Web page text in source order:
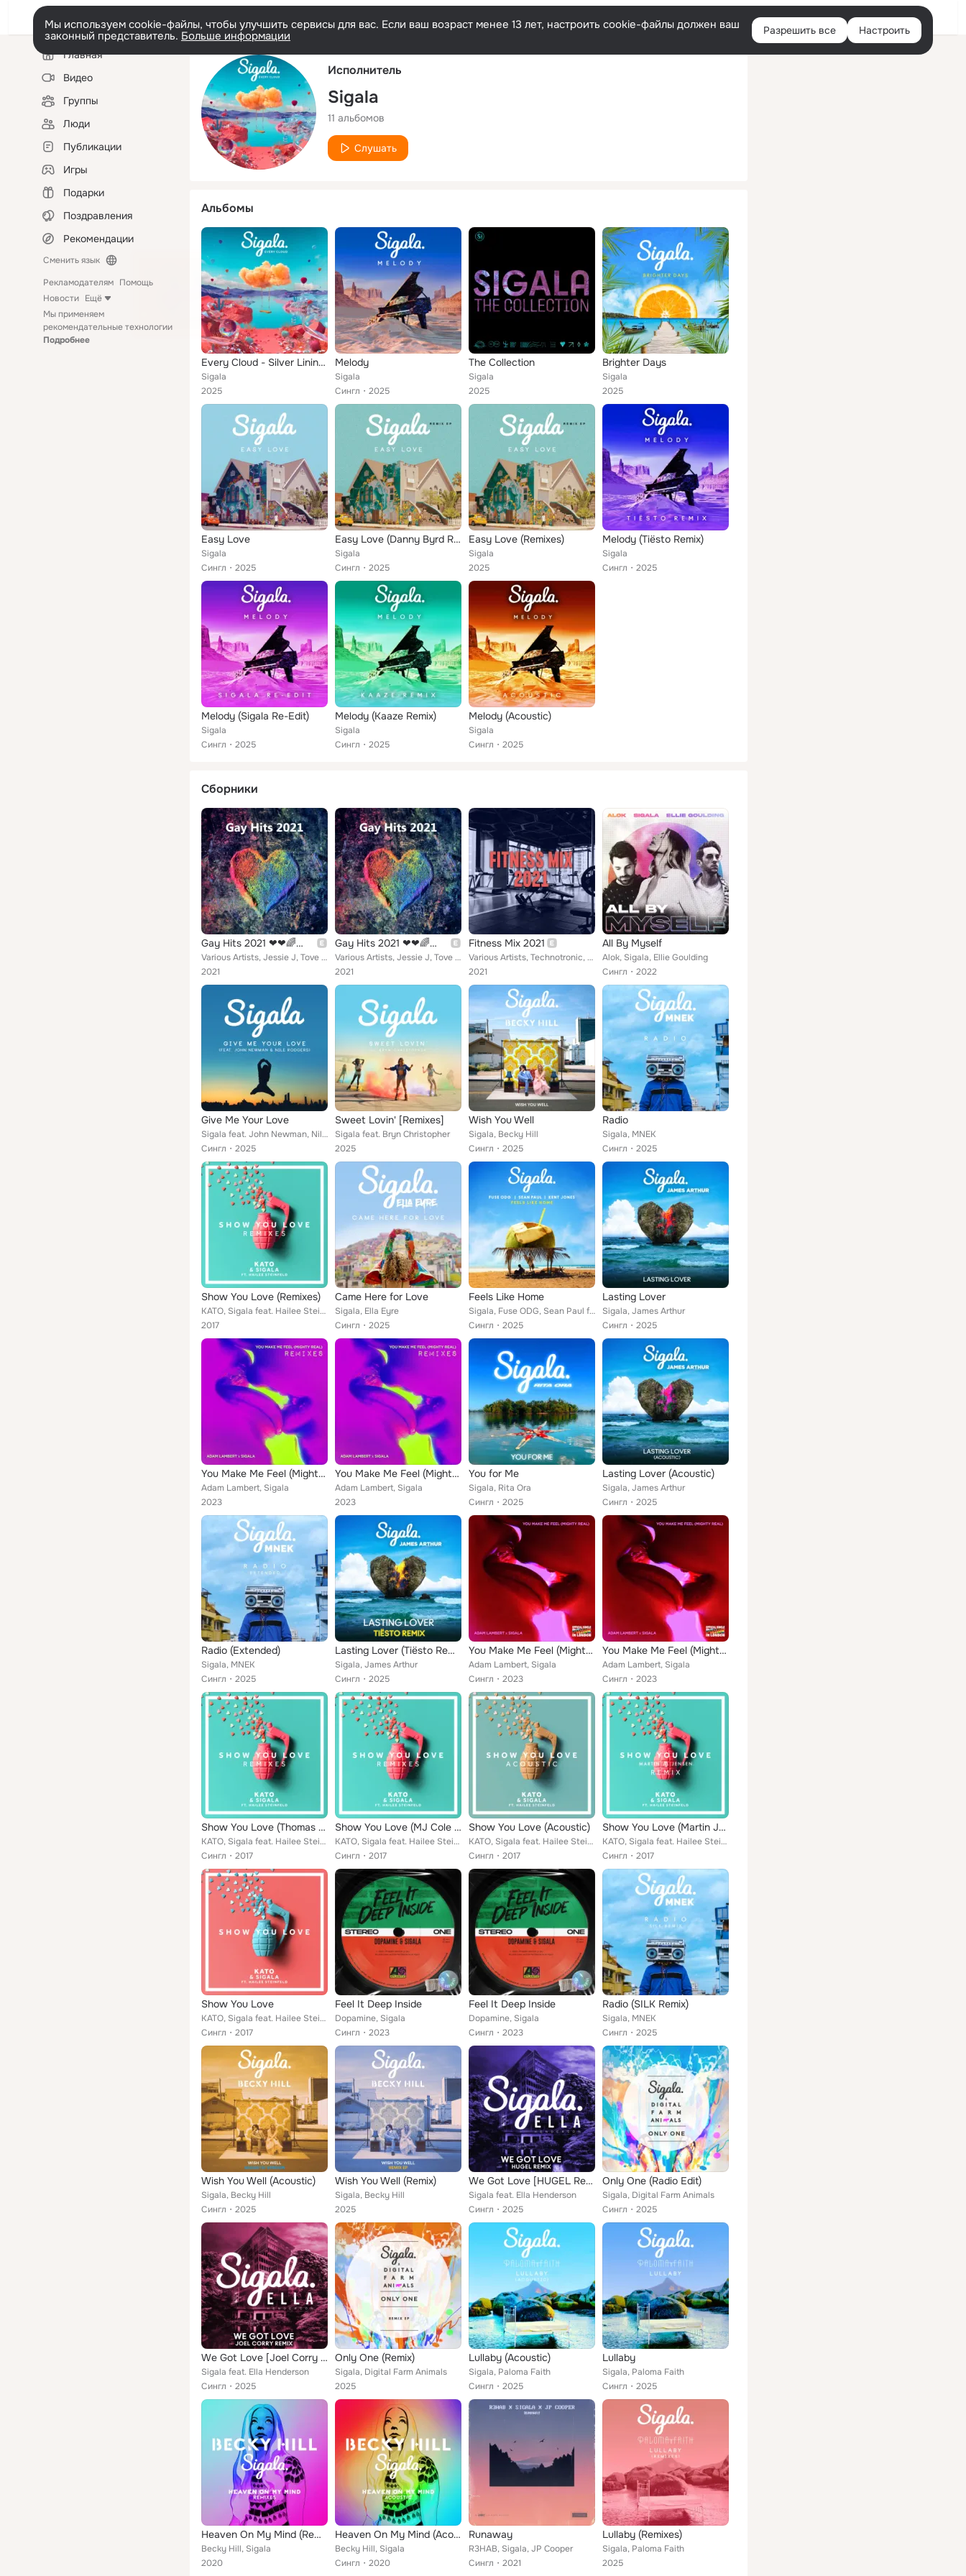
Русский Войти
Мы используем cookie-файлы, чтобы улучшить сервисы для вас. Если ваш возраст менее 13 лет, настроить cookie-файлы должен ваш
законный представитель. Больше информации Разрешить все Настроить
Левая
колонкаГлавная
Видео
Группы
Люди
Публикации
Игры
Подарки
Поздравления
Рекомендации
Сменить язык
Рекламодателям Помощь
Новости Ещё
Мы применяем
рекомендательные технологии
Подробнее
Исполнитель
Sigala
11 альбомов
Слушать
Альбомы
Every Cloud - Silver Linings
Sigala
2025
Melody
Sigala
Сингл
2025
The Collection
Sigala
2025
Brighter Days
Sigala
2025
Easy Love
Sigala
Сингл
2025
Easy Love (Danny Byrd Remix)
Sigala
Сингл
2025
Easy Love (Remixes)
Sigala
2025
Melody (Tiësto Remix)
Sigala
Сингл
2025
Melody (Sigala Re-Edit)
Sigala
Сингл
2025
Melody (Kaaze Remix)
Sigala
Сингл
2025
Melody (Acoustic)
Sigala
Сингл
2025
Сборники
Gay Hits 2021 ❤❤🌈🏳‍🌈
Various Artists, Jessie J, Tove Lo, A.R. Rahman, Becky Hill, Hailee Steinfeld, NOTD, Tiësto, Miley Cyrus, Nelly Furtado, Justin ...
2021
Gay Hits 2021 ❤❤🌈🏳‍🌈
Various Artists, Jessie J, Tove Lo, A.R. Rahman, Becky Hill, Hailee Steinfeld, NOTD, Tiësto, Miley Cyrus, Nelly Furtado, Justin ...
2021
Fitness Mix 2021
Various Artists, Technotronic, Zoe Wees, The Black Eyed Peas, DJ Snake, Tove Lo, The Pussycat Dolls, Surf Mesa, Becky Hill, will...
2021
All By Myself
Alok, Sigala, Ellie Goulding
Сингл
2022
Give Me Your Love
Sigala feat. John Newman, Nile Rodgers
Сингл
2025
Sweet Lovin' [Remixes]
Sigala feat. Bryn Christopher
2025
Wish You Well
Sigala, Becky Hill
Сингл
2025
Radio
Sigala, MNEK
Сингл
2025
Show You Love (Remixes)
KATO, Sigala feat. Hailee Steinfeld
2017
Came Here for Love
Sigala, Ella Eyre
Сингл
2025
Feels Like Home
Sigala, Fuse ODG, Sean Paul feat. Kent Jones
Сингл
2025
Lasting Lover
Sigala, James Arthur
Сингл
2025
You Make Me Feel (Mighty Real) [Remixes]
Adam Lambert, Sigala
2023
You Make Me Feel (Mighty Real) [Remixes]
Adam Lambert, Sigala
2023
You for Me
Sigala, Rita Ora
Сингл
2025
Lasting Lover (Acoustic)
Sigala, James Arthur
Сингл
2025
Radio (Extended)
Sigala, MNEK
Сингл
2025
Lasting Lover (Tiësto Remix)
Sigala, James Arthur
Сингл
2025
You Make Me Feel (Mighty Real)
Adam Lambert, Sigala
Сингл
2023
You Make Me Feel (Mighty Real)
Adam Lambert, Sigala
Сингл
2023
Show You Love (Thomas Gold Remix)
KATO, Sigala feat. Hailee Steinfeld
Сингл
2017
Show You Love (MJ Cole Remix)
KATO, Sigala feat. Hailee Steinfeld
Сингл
2017
Show You Love (Acoustic)
KATO, Sigala feat. Hailee Steinfeld
Сингл
2017
Show You Love (Martin Jensen Remix)
KATO, Sigala feat. Hailee Steinfeld
Сингл
2017
Show You Love
KATO, Sigala feat. Hailee Steinfeld
Сингл
2017
Feel It Deep Inside
Dopamine, Sigala
Сингл
2023
Feel It Deep Inside
Dopamine, Sigala
Сингл
2023
Radio (SILK Remix)
Sigala, MNEK
Сингл
2025
Wish You Well (Acoustic)
Sigala, Becky Hill
Сингл
2025
Wish You Well (Remix)
Sigala, Becky Hill
2025
We Got Love [HUGEL Remix]
Sigala feat. Ella Henderson
Сингл
2025
Only One (Radio Edit)
Sigala, Digital Farm Animals
Сингл
2025
We Got Love [Joel Corry Remix]
Sigala feat. Ella Henderson
Сингл
2025
Only One (Remix)
Sigala, Digital Farm Animals
2025
Lullaby (Acoustic)
Sigala, Paloma Faith
Сингл
2025
Lullaby
Sigala, Paloma Faith
Сингл
2025
Heaven On My Mind (Remixes)
Becky Hill, Sigala
2020
Heaven On My Mind (Acoustic)
Becky Hill, Sigala
Сингл
2020
Runaway
R3HAB, Sigala, JP Cooper
Сингл
2021
Lullaby (Remixes)
Sigala, Paloma Faith
2025